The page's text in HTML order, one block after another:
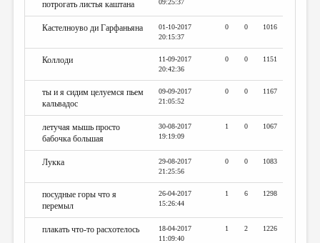
потрогать листья каштана
09:25:37
Кастелноуво ди Гарфаньяна
01-10-2017
20:15:37
0 0 1016
Коллоди
11-09-2017
20:42:36
0 0 1151
ты и я сидим целуемся пьем
кальвадос
09-09-2017
21:05:52
0 0 1167
летучая мышь просто
бабочка большая
30-08-2017
19:19:09
1 0 1067
Лукка
29-08-2017
21:25:56
0 0 1083
посудные горы что я
перемыл
26-04-2017
15:26:44
1 6 1298
плакать что-то расхотелось
18-04-2017
11:09:40
1 2 1226